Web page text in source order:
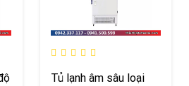
Tủ lạnh âm sâu loại